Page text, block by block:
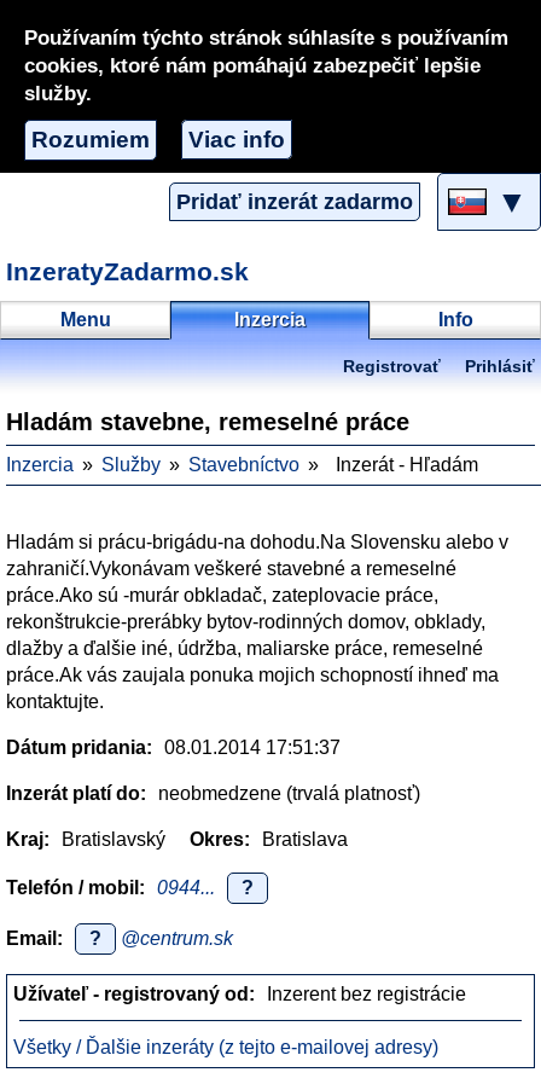
Používaním týchto stránok súhlasíte s používaním
cookies, ktoré nám pomáhajú zabezpečiť lepšie
služby.
Rozumiem Viac info
Pridať inzerát zadarmo ▼
InzeratyZadarmo.sk
Menu Inzercia Info
Registrovať Prihlásiť
Hladám stavebne, remeselné práce
Inzercia Služby Stavebníctvo Inzerát - Hľadám
Hladám si prácu-brigádu-na dohodu.Na Slovensku alebo v
zahraničí.Vykonávam veškeré stavebné a remeselné
práce.Ako sú -murár obkladač, zateplovacie práce,
rekonštrukcie-prerábky bytov-rodinných domov, obklady,
dlažby a ďalšie iné, údržba, maliarske práce, remeselné
práce.Ak vás zaujala ponuka mojich schopností ihneď ma
kontaktujte.
Dátum pridania: 08.01.2014 17:51:37
Inzerát platí do: neobmedzene (trvalá platnosť)
Kraj: Bratislavský Okres: Bratislava
Telefón / mobil: 0944... ?
Email: ? @centrum.sk
Užívateľ - registrovaný od: Inzerent bez registrácie
Všetky / Ďalšie inzeráty (z tejto e-mailovej adresy)